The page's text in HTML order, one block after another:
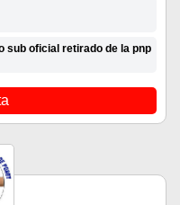
sub oficial retirado de la pnp